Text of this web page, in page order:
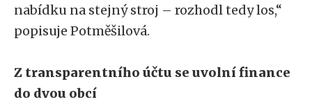
nabídku na stejný stroj – rozhodl tedy los,“
popisuje Potměšilová.
Z transparentního účtu se uvolní finance
do dvou obcí